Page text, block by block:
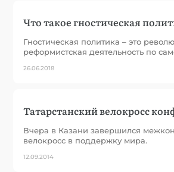
Что такое гностическая
Гностическая политика – это
реформистская деятельность по
26.06.2018
Татарстанский велокросс
Вчера в Казани завершился
велокросс в поддержку мира.
12.09.2014